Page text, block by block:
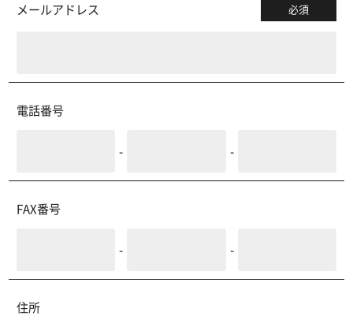
メールアドレス 必須
電話番号
- -
FAX番号
- -
住所